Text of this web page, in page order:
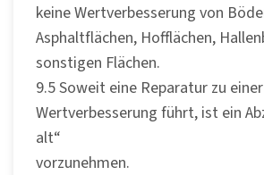
keine Wertverbesserung von
Asphaltflächen, Hofflächen,
sonstigen Flächen.
9.5 Soweit eine Reparatur zu einer
Wertverbesserung führt, ist ein
alt“
vorzunehmen.